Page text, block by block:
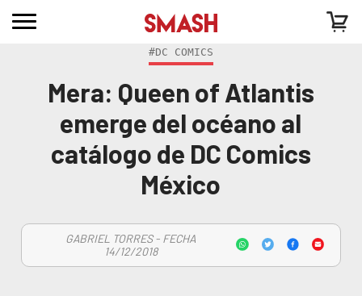
#DC COMICS
Mera: Queen of Atlantis
emerge del océano al
catálogo de DC Comics
México
GABRIEL TORRES - FECHA
14/12/2018